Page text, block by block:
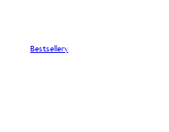
Bestsellery